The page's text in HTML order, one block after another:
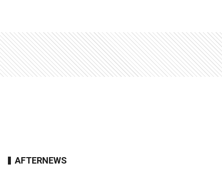
AFTERNEWS